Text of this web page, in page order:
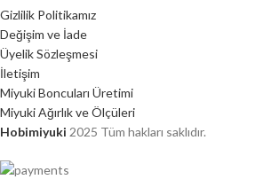
Gizlilik Politikamız
Değişim ve İade
Üyelik Sözleşmesi
İletişim
Miyuki Boncuları Üretimi
Miyuki Ağırlık ve Ölçüleri
Hobimiyuki 2025 Tüm hakları saklıdır.